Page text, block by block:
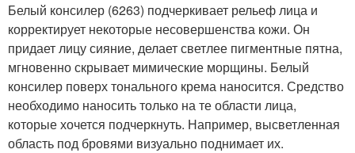
Белый консилер (6263) подчеркивает рельеф лица и
корректирует некоторые несовершенства кожи. Он
придает лицу сияние, делает светлее пигментные пятна,
мгновенно скрывает мимические морщины. Белый
консилер поверх тонального крема наносится. Средство
необходимо наносить только на те области лица,
которые хочется подчеркнуть. Например, высветленная
область под бровями визуально поднимает их.